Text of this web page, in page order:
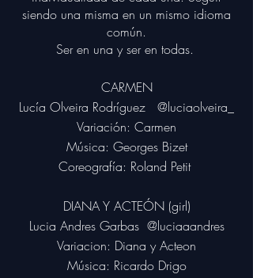
siendo una misma en un mismo idioma
común.
Ser en una y ser en todas.
CARMEN
Lucía Olveira Rodríguez @luciaolveira_
Variación: Carmen
Música: Georges Bizet
Coreografía: Roland Petit
DIANA Y ACTEÓN (girl)
Lucia Andres Garbas @luciaaandres
Variacion: Diana y Acteon
Música: Ricardo Drigo